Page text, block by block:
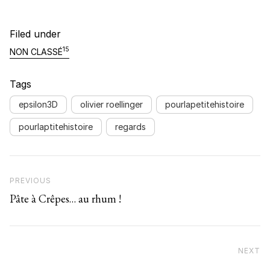
Filed under
NON CLASSÉ15
Tags
epsilon3D olivier roellinger pourlapetitehistoire
pourlaptitehistoire regards
Previous Post
PREVIOUS
Pâte à Crêpes… au rhum !
NEXT